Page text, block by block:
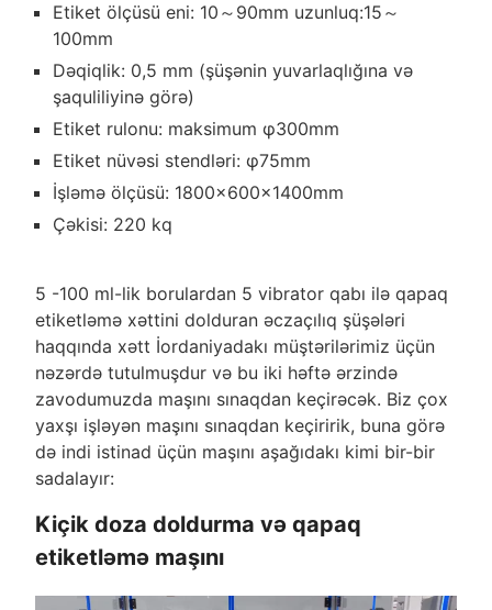
Etiket ölçüsü eni: 10～90mm uzunluq:15～
100mm
Dəqiqlik: 0,5 mm (şüşənin yuvarlaqlığına və
şaquliliyinə görə)
Etiket rulonu: maksimum φ300mm
Etiket nüvəsi stendləri: φ75mm
İşləmə ölçüsü: 1800x600x1400mm
Çəkisi: 220 kq
5 -100 ml-lik borulardan 5 vibrator qabı ilə qapaq
etiketləmə xəttini dolduran əczaçılıq şüşələri
haqqında xətt İordaniyadakı müştərilərimiz üçün
nəzərdə tutulmuşdur və bu iki həftə ərzində
zavodumuzda maşını sınaqdan keçirəcək. Biz çox
yaxşı işləyən maşını sınaqdan keçiririk, buna görə
də indi istinad üçün maşını aşağıdakı kimi bir-bir
sadalayır:
Kiçik doza doldurma və qapaq
etiketləmə maşını